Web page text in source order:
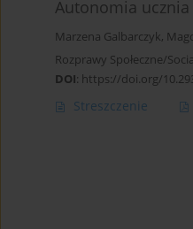
Autonomia
Marzena Galbarczyk,
Rozprawy Społeczne/
DOI: https://doi.org/
Streszczenie